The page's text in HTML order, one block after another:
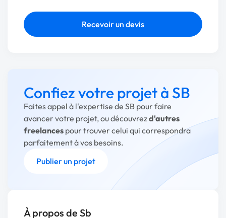
Recevoir un devis
Confiez votre projet à SB
Faites appel à l'expertise de SB pour faire
avancer votre projet, ou découvrezd'autres
freelances pour trouver celui qui correspondra
parfaitement à vos besoins.
Publier un projet
À propos de Sb